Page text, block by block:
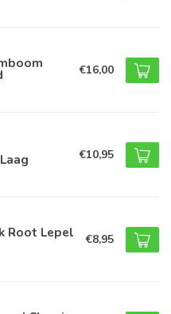
€16,00
€10,95
Root Lepel €8,95